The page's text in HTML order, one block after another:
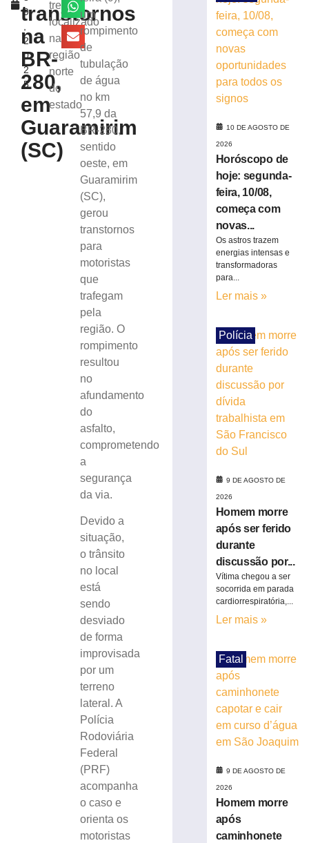
9
2
0
2
5
transtornos
na
BR-
280,
em
Guaramirim
(SC)
trecho
localizado
na
região
norte
do
estado
um
rompimento
de
tubulação
de água
no km
57,9 da
BR-280,
sentido
oeste, em
Guaramirim
(SC),
gerou
transtornos
para
motoristas
que
trafegam
pela
região. O
rompimento
resultou
no
afundamento
do
asfalto,
comprometendo
a
segurança
da via.
Devido a
situação,
o trânsito
no local
está
sendo
desviado
de forma
improvisada
por um
terreno
lateral. A
Polícia
Rodoviária
Federal
(PRF)
acompanha
o caso e
orienta os
motoristas
após
carro
barranco
Homem
morre
após
durante
discussão
dívida
trabalhista
Francisco
Homem
morre
caminhonete
capotar
curso
d’água
Joaquim
10 DE AGOSTO DE
2026
Horóscopo de
hoje: segunda-
feira, 10/08,
começa com
novas...
Os astros trazem
energias intensas e
transformadoras
para...
Ler mais »
Polícia
9 DE AGOSTO DE
2026
Homem morre
após ser ferido
durante
discussão por...
Vítima chegou a ser
socorrida em parada
cardiorrespiratória,...
Ler mais »
Fatal
9 DE AGOSTO DE
2026
Homem morre
após
caminhonete